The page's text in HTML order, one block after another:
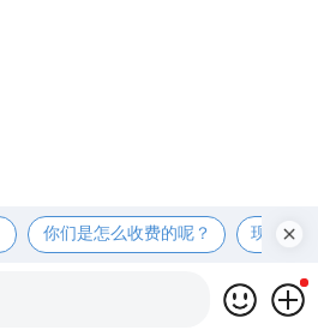
你们是怎么收费的呢？ 现在有